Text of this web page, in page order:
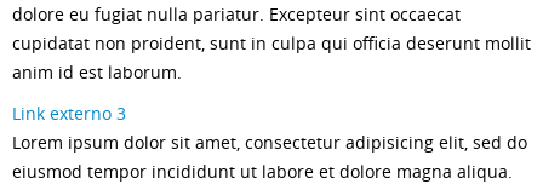
dolore eu fugiat nulla pariatur. Excepteur sint occaecat
cupidatat non proident, sunt in culpa qui officia deserunt mollit
anim id est laborum.
Link externo 3
Lorem ipsum dolor sit amet, consectetur adipisicing elit, sed do
eiusmod tempor incididunt ut labore et dolore magna aliqua.